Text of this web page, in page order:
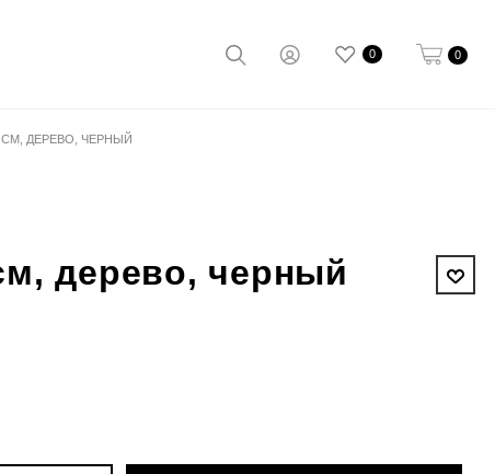
0 0
СМ, ДЕРЕВО, ЧЕРНЫЙ
дерево, черный